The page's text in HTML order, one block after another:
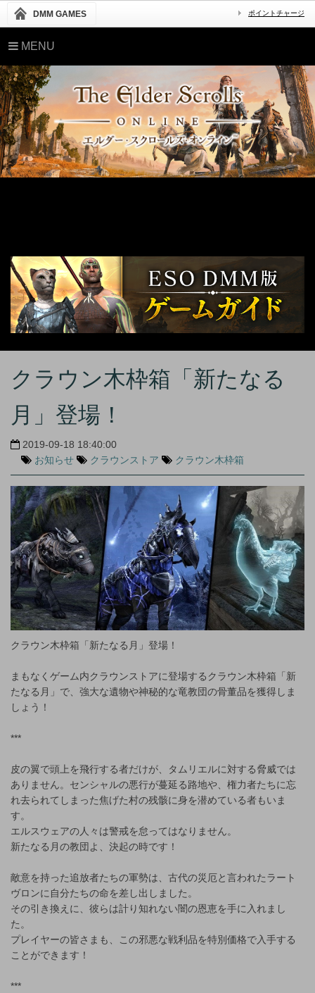
DMM GAMES ポイントチャージ
MENU
クラウン木枠箱「新たなる
月」登場！
2019-09-18 18:40:00
お知らせ
クラウンストア クラウン木枠箱
クラウン木枠箱「新たなる月」登場！
まもなくゲーム内クラウンストアに登場するクラウン木枠箱「新
たなる月」で、強大な遺物や神秘的な竜教団の骨董品を獲得しま
しょう！
***
皮の翼で頭上を飛行する者だけが、タムリエルに対する脅威では
ありません。センシャルの悪行が蔓延る路地や、権力者たちに忘
れ去られてしまった焦げた村の残骸に身を潜めている者もいま
す。
エルスウェアの人々は警戒を怠ってはなりません。
新たなる月の教団よ、決起の時です！
敵意を持った追放者たちの軍勢は、古代の災厄と言われたラート
ヴロンに自分たちの命を差し出しました。
その引き換えに、彼らは計り知れない闇の恩恵を手に入れまし
た。
プレイヤーの皆さまも、この邪悪な戦利品を特別価格で入手する
ことができます！
***